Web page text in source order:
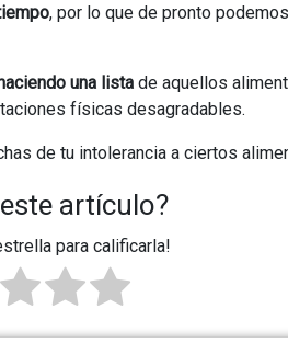
, por lo que de pronto
una lista de aquellos
físicas desagradables.
de tu intolerancia a ciertos
artículo?
para calificarla!